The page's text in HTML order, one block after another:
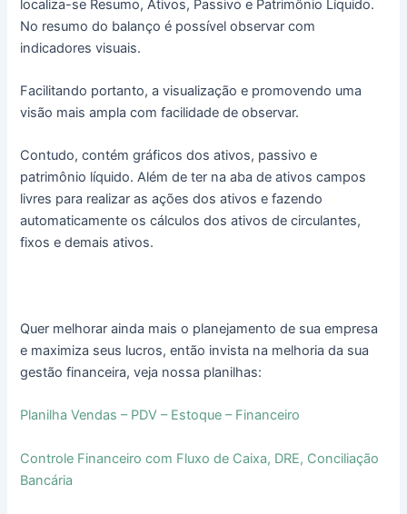
localiza-se Resumo, Ativos, Passivo e Patrimônio Líquido.
No resumo do balanço é possível observar com
indicadores visuais.
Facilitando portanto, a visualização e promovendo uma
visão mais ampla com facilidade de observar.
Contudo, contém gráficos dos ativos, passivo e
patrimônio líquido. Além de ter na aba de ativos campos
livres para realizar as ações dos ativos e fazendo
automaticamente os cálculos dos ativos de circulantes,
fixos e demais ativos.
Quer melhorar ainda mais o planejamento de sua empresa
e maximiza seus lucros, então invista na melhoria da sua
gestão financeira, veja nossa planilhas:
Planilha Vendas – PDV – Estoque – Financeiro
Controle Financeiro com Fluxo de Caixa, DRE, Conciliação
Bancária